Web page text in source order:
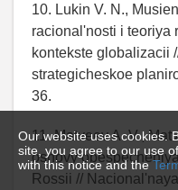
Our website uses cookies.
site, you agree to our use
with this notice and the
10. Lukin V. N.,
racional'nosti i teoriya
kontekste globalizacii
strategicheskoe
36.
11. Matveev A. V.,
osnovy
Rossii //